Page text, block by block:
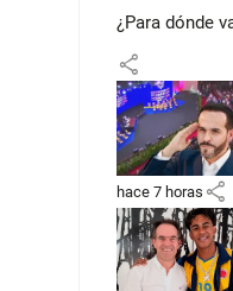
¿Para dónde
share
hace 7 horas share